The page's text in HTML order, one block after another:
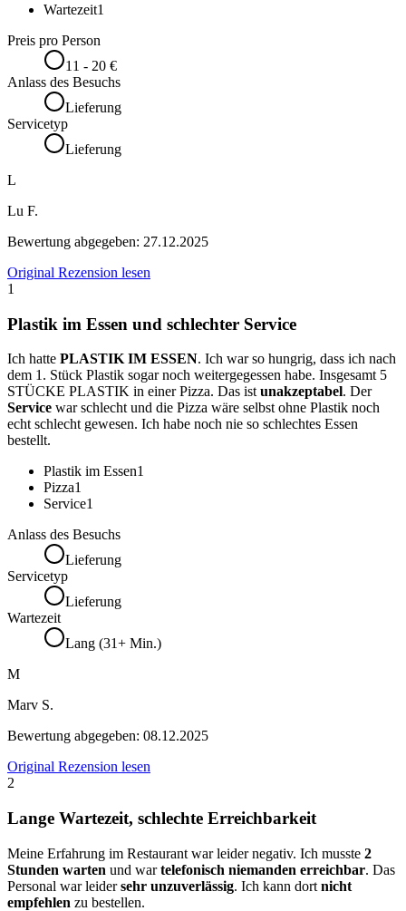
Wartezeit1
Preis pro Person
11 - 20 €
Anlass des Besuchs
Lieferung
Servicetyp
Lieferung
L
Lu F.
Bewertung abgegeben: 27.12.2025
Original Rezension lesen
1
Plastik im Essen und schlechter Service
Ich hatte PLASTIK IM ESSEN. Ich war so hungrig, dass ich nach
dem 1. Stück Plastik sogar noch weitergegessen habe. Insgesamt 5
STÜCKE PLASTIK in einer Pizza. Das ist unakzeptabel. Der
Service war schlecht und die Pizza wäre selbst ohne Plastik noch
echt schlecht gewesen. Ich habe noch nie so schlechtes Essen
bestellt.
Plastik im Essen1
Pizza1
Service1
Anlass des Besuchs
Lieferung
Servicetyp
Lieferung
Wartezeit
Lang (31+ Min.)
M
Marv S.
Bewertung abgegeben: 08.12.2025
Original Rezension lesen
2
Lange Wartezeit, schlechte Erreichbarkeit
Meine Erfahrung im Restaurant war leider negativ. Ich musste 2
Stunden warten und wartelefonisch niemanden erreichbar. Das
Personal war leidersehr unzuverlässig. Ich kann dort nicht
empfehlen zu bestellen.